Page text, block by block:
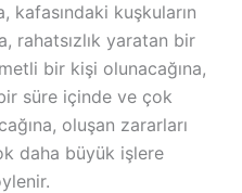
kafasındaki kuşkuların
rahatsızlık yaratan bir
bir kişi olunacağına,
süre içinde ve çok
oluşan zararları
daha büyük işlere